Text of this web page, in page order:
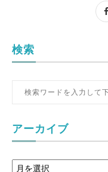
検索
アーカイブ